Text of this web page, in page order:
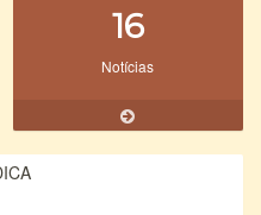
16
Notícias